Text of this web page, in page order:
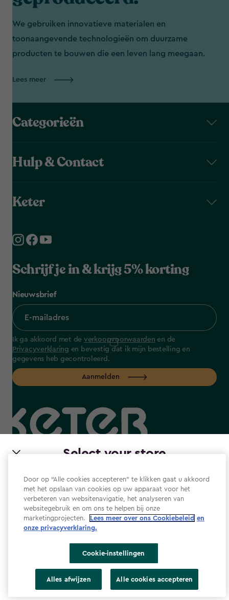
Select your store
At which store would you like to shop?
Nederland Verenigde Staten
We gebruiken innovatieve materialen en
toonaangevende technologieën om duurzame
producten te bouwen die een leven lang meegaan.
Lees meer
Categorieën
Hulp & Contact
Keter
Schrijf je in & krijg 5% korting
Nieuwsbrief
Ik ga akkoord met de verkoopvoorwaarden en de
Privacyverklaring en bevestig dat ik mijn bestelling en
gegevens heb gecontroleerd.
Aanmelden
label.payment
Website Gebruiksvoorwaarden
Privacyverklaring
Toegankelijkheidsverklaring
Cookie-instellingen
Door op “Alle cookies accepteren” te klikken gaat u akkoord
met het opslaan van cookies op uw apparaat voor het
verbeteren van websitenavigatie, het analyseren van
websitegebruik en om ons te helpen bij onze
marketingprojecten.
Lees meer over ons Cookiebeleid en
onze privacyverklaring.​
Cookie-instellingen
Alles afwijzen Alle cookies accepteren